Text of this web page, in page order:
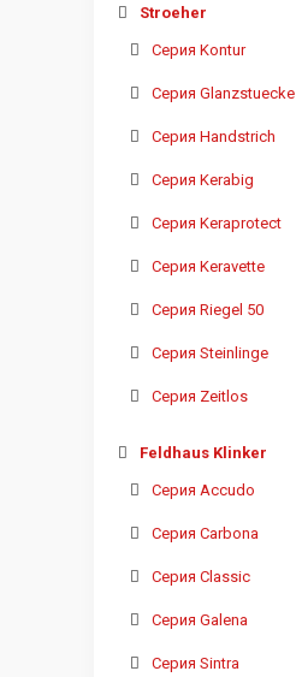
Stroeher
Серия Kontur
Серия Glanzstuecke
Серия Handstrich
Серия Kerabig
Серия Keraprotect
Серия Keravette
Серия Riegel 50
Серия Steinlinge
Серия Zeitlos
Feldhaus Klinker
Серия Accudo
Серия Carbona
Серия Classic
Серия Galena
Серия Sintra